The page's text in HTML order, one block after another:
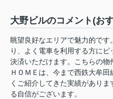
大野ビルのコメント(お
眺望良好なエリアで魅力的で
り、よく電車を利用する方に
決済いただけます。こちらの
ＨＯＭＥは、今まで西鉄大牟
くご紹介してきた実績があり
る自信がございます。